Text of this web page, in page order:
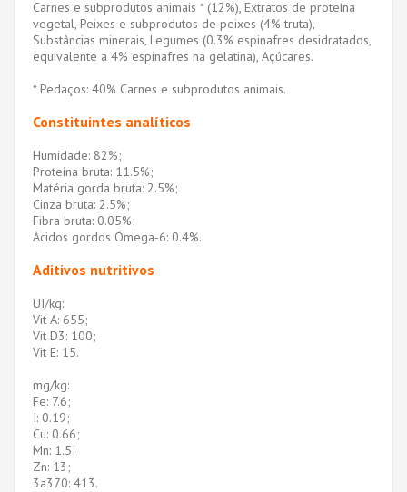
Carnes e subprodutos animais * (12%), Extratos de proteína
vegetal, Peixes e subprodutos de peixes (4% truta),
Substâncias minerais, Legumes (0.3% espinafres desidratados,
equivalente a 4% espinafres na gelatina), Açúcares.
* Pedaços: 40% Carnes e subprodutos animais.
Constituintes analíticos
Humidade: 82%;
Proteína bruta: 11.5%;
Matéria gorda bruta: 2.5%;
Cinza bruta: 2.5%;
Fibra bruta: 0.05%;
Ácidos gordos Ómega-6: 0.4%.
Aditivos nutritivos
UI/kg:
Vit A: 655;
Vit D3: 100;
Vit E: 15.
mg/kg:
Fe: 7.6;
I: 0.19;
Cu: 0.66;
Mn: 1.5;
Zn: 13;
3a370: 413.